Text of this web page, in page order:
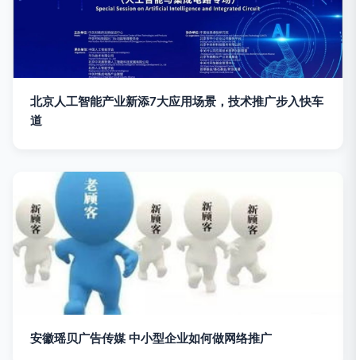
北京人工智能产业新添7大应用场景，技术推广步入快车
道
安徽瑶贝广告传媒 中小型企业如何做网络推广